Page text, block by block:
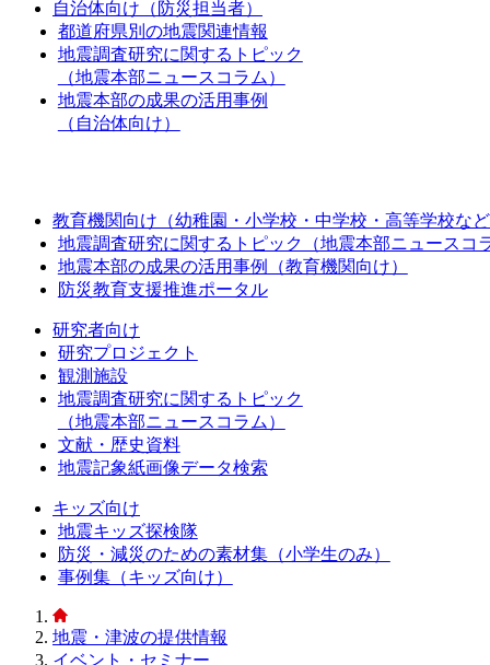
自治体向け（防災担当者）
都道府県別の地震関連情報
地震調査研究に関するトピック
（地震本部ニュースコラム）
地震本部の成果の活用事例
（自治体向け）
教育機関向け（幼稚園・小学校・中学校・高等学校など
地震調査研究に関するトピック（地震本部ニュースコ
地震本部の成果の活用事例（教育機関向け）
防災教育支援推進ポータル
研究者向け
研究プロジェクト
観測施設
地震調査研究に関するトピック
（地震本部ニュースコラム）
文献・歴史資料
地震記象紙画像データ検索
キッズ向け
地震キッズ探検隊
防災・減災のための素材集（小学生のみ）
事例集（キッズ向け）
地震・津波の提供情報
イベント・セミナー